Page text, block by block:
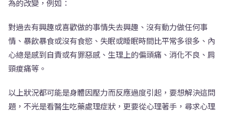
為的改變，例如：
對過去有興趣或喜歡做的事情失去興趣、沒有動力做任何事
情、暴飲暴食或沒有食慾、失眠或睡眠時間比平常多很多、內
心總是感到自責或有罪惡感、生理上的偏頭痛、消化不良、肩
頸痠痛等。
以上狀況都可能是身體因壓力而反應過度引起，要想解決這問
題，不光是看醫生吃藥處理症狀，更要從心理著手，尋求心理